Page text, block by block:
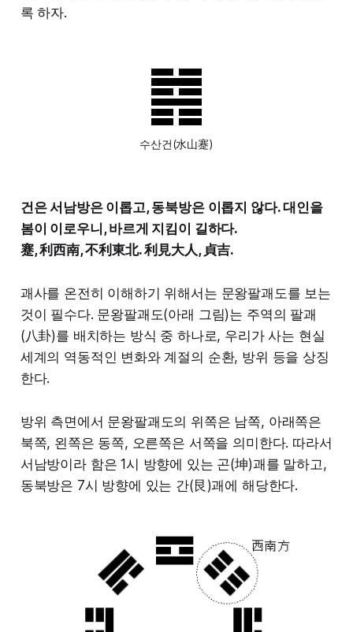
록 하자.
수산건(水山蹇)
건은 서남방은 이롭고, 동북방은 이롭지 않다. 대인을
봄이 이로우니, 바르게 지킴이 길하다.
蹇, 利西南, 不利東北. 利見大人, 貞吉.
괘사를 온전히 이해하기 위해서는 문왕팔괘도를 보는
것이 필수다. 문왕팔괘도(아래 그림)는 주역의 팔괘
(八卦)를 배치하는 방식 중 하나로, 우리가 사는 현실
세계의 역동적인 변화와 계절의 순환, 방위 등을 상징
한다.
방위 측면에서 문왕팔괘도의 위쪽은 남쪽, 아래쪽은
북쪽, 왼쪽은 동쪽, 오른쪽은 서쪽을 의미한다. 따라서
서남방이라 함은 1시 방향에 있는 곤(坤)괘를 말하고,
동북방은 7시 방향에 있는 간(艮)괘에 해당한다.